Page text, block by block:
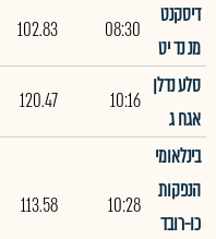
דיסקנט
מנ נד יט
08:30
102.83
סלע נדלן
אגח ג
10:16
120.47
בינלאומי
הנפקות
כו-רובד
10:28
113.58